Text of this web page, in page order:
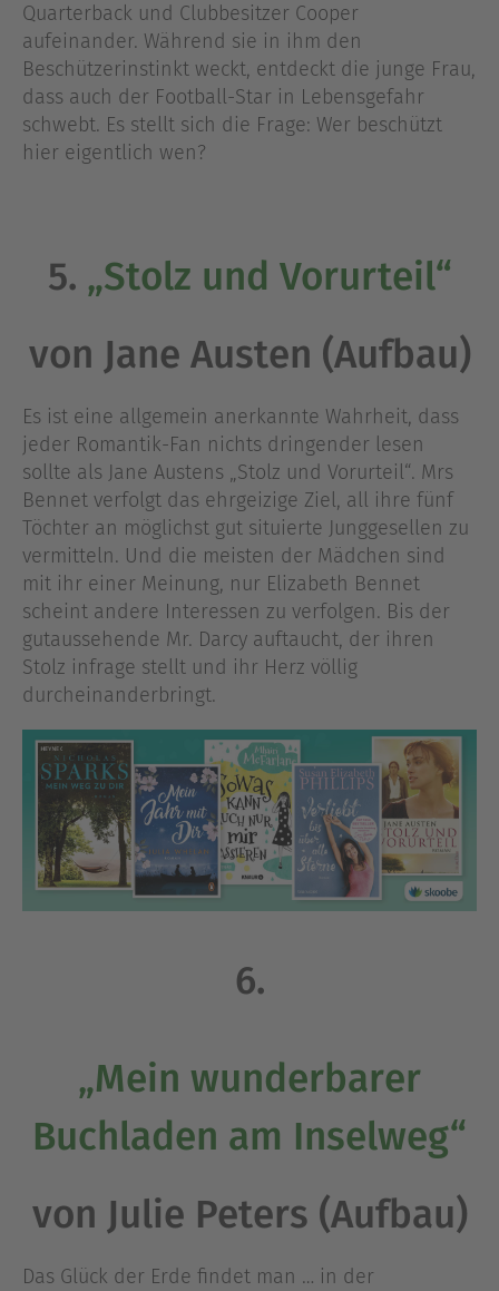
Quarterback und Clubbesitzer Cooper
aufeinander. Während sie in ihm den
Beschützerinstinkt weckt, entdeckt die junge Frau,
dass auch der Football-Star in Lebensgefahr
schwebt. Es stellt sich die Frage: Wer beschützt
hier eigentlich wen?
5. „Stolz und Vorurteil“
von Jane Austen (Aufbau)
Es ist eine allgemein anerkannte Wahrheit, dass
jeder Romantik-Fan nichts dringender lesen
sollte als Jane Austens „Stolz und Vorurteil“. Mrs
Bennet verfolgt das ehrgeizige Ziel, all ihre fünf
Töchter an möglichst gut situierte Junggesellen zu
vermitteln. Und die meisten der Mädchen sind
mit ihr einer Meinung, nur Elizabeth Bennet
scheint andere Interessen zu verfolgen. Bis der
gutaussehende Mr. Darcy auftaucht, der ihren
Stolz infrage stellt und ihr Herz völlig
durcheinanderbringt.
6.
„Mein wunderbarer
Buchladen am Inselweg“
von Julie Peters (Aufbau)
Das Glück der Erde findet man … in der